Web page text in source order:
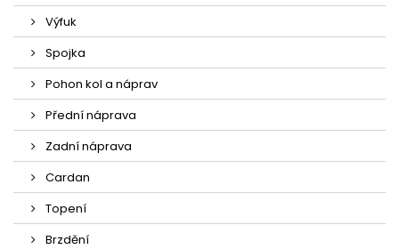
Výfuk
Spojka
Pohon kol a náprav
Přední náprava
Zadní náprava
Cardan
Topení
Brzdění